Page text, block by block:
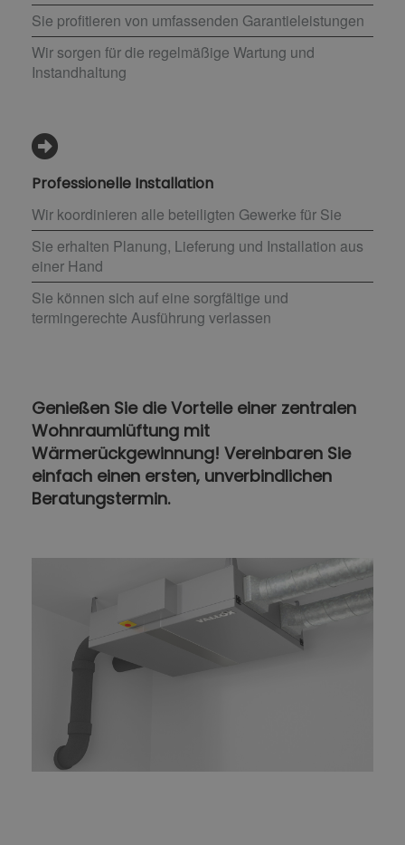
Sie profitieren von umfassenden Garantieleistungen
Wir sorgen für die regelmäßige Wartung und
Instandhaltung
Professionelle Installation
Wir koordinieren alle beteiligten Gewerke für Sie
Sie erhalten Planung, Lieferung und Installation aus
einer Hand
Sie können sich auf eine sorgfältige und
termingerechte Ausführung verlassen
Genießen Sie die Vorteile einer zentralen
Wohnraumlüftung mit
Wärmerückgewinnung! Vereinbaren Sie
einfach einen ersten, unverbindlichen
Beratungstermin.